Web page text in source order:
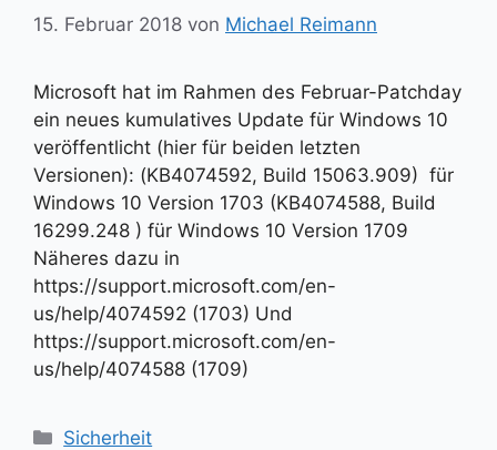
15. Februar 2018 von Michael Reimann
Microsoft hat im Rahmen des Februar-Patchday
ein neues kumulatives Update für Windows 10
veröffentlicht (hier für beiden letzten
Versionen): (KB4074592, Build 15063.909) für
Windows 10 Version 1703 (KB4074588, Build
16299.248 ) für Windows 10 Version 1709
Näheres dazu in
https://support.microsoft.com/en-
us/help/4074592 (1703) Und
https://support.microsoft.com/en-
us/help/4074588 (1709)
Kategorien
Sicherheit